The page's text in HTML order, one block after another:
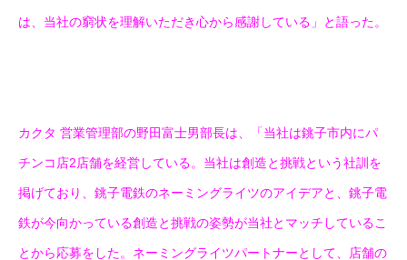
は、当社の窮状を理解いただき心から感謝している」と語った。
カクタ 営業管理部の野田富士男部長は、「当社は銚子市内にパ
チンコ店2店舗を経営している。当社は創造と挑戦という社訓を
掲げており、銚子電鉄のネーミングライツのアイデアと、銚子電
鉄が今向かっている創造と挑戦の姿勢が当社とマッチしているこ
とから応募をした。ネーミングライツパートナーとして、店舗の